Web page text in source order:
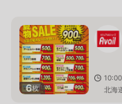
6枚
北海